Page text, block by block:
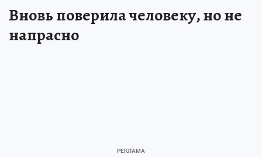
Вновь поверила человеку, но не
напрасно